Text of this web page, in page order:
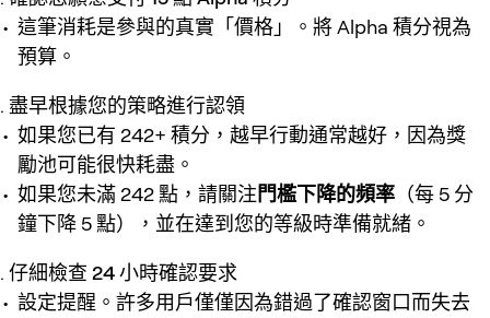
這筆消耗是參與的真實「價格」。將 Alpha 積分視為
預算。
盡早根據您的策略進行認領
如果您已有 242+ 積分，越早行動通常越好，因為獎
勵池可能很快耗盡。
如果您未滿 242 點，請關注門檻下降的頻率 （每 5 分
鐘下降 5 點），並在達到您的等級時準備就緒。
仔細檢查 24 小時確認要求
設定提醒。許多用戶僅僅因為錯過了確認窗口而失去